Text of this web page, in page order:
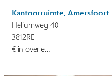
Kantoorruimte, Amersfoort
Heliumweg 40
3812RE
€ in overle…